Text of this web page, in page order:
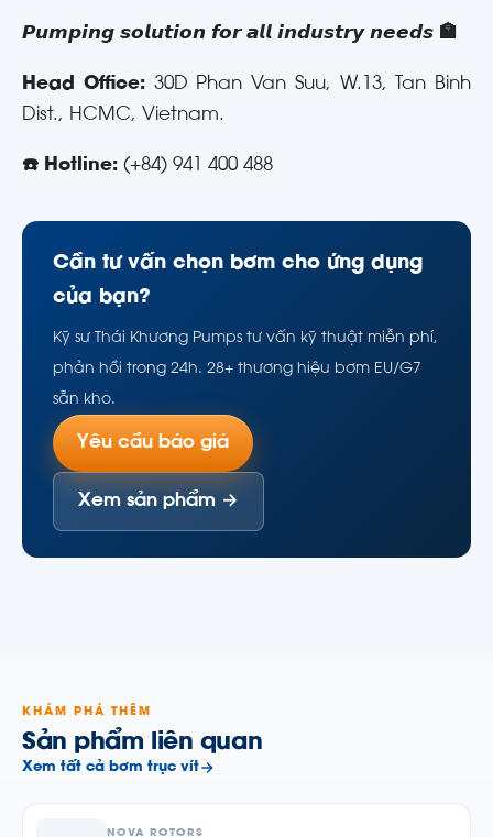
𝙋𝙪𝙢𝙥𝙞𝙣𝙜 𝙨𝙤𝙡𝙪𝙩𝙞𝙤𝙣 𝙛𝙤𝙧 𝙖𝙡𝙡 𝙞𝙣𝙙𝙪𝙨𝙩𝙧𝙮 𝙣𝙚𝙚𝙙𝙨 🏣
Head Office:30D Phan Van Suu, W.13, Tan Binh
Dist., HCMC, Vietnam.
☎️ Hotline: (+84) 941 400 488
Cần tư vấn chọn bơm cho ứng dụng
của bạn?
Kỹ sư Thái Khương Pumps tư vấn kỹ thuật miễn phí,
phản hồi trong 24h. 28+ thương hiệu bơm EU/G7
sẵn kho.
Yêu cầu báo giá
Xem sản phẩm →
KHÁM PHÁ THÊM
Sản phẩm liên quan
Xem tất cả bơm trục vít
NOVA ROTORS